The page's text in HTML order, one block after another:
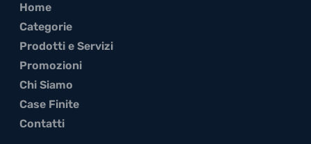
Home
Categorie
Prodotti e Servizi
Promozioni
Chi Siamo
Case Finite
Contatti